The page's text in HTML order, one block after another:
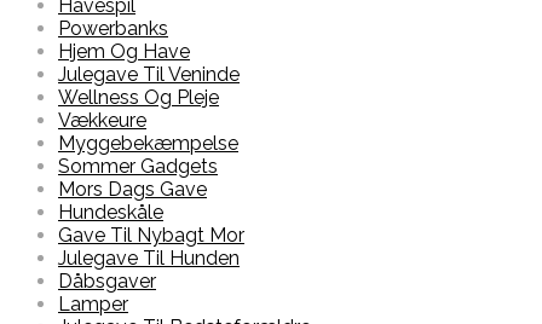
Havespil
Powerbanks
Hjem Og Have
Julegave Til Veninde
Wellness Og Pleje
Vækkeure
Myggebekæmpelse
Sommer Gadgets
Mors Dags Gave
Hundeskåle
Gave Til Nybagt Mor
Julegave Til Hunden
Dåbsgaver
Lamper